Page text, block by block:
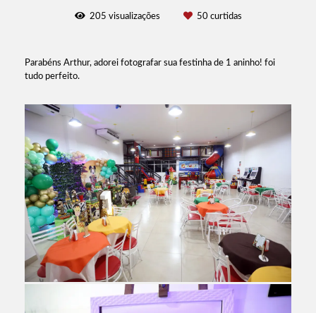
205 visualizações 50curtidas
Parabéns Arthur, adorei fotografar sua festinha de 1 aninho! foi
tudo perfeito.